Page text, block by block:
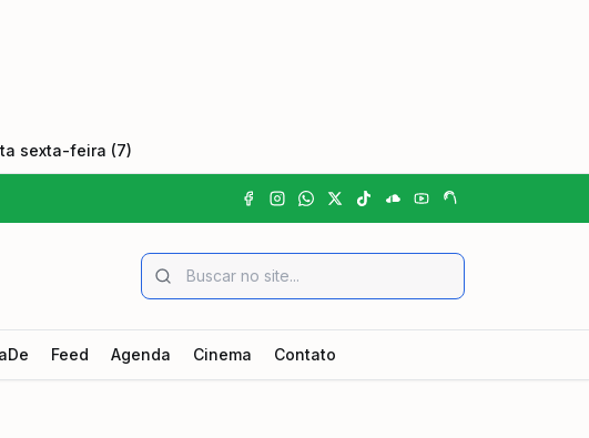
sexta-feira (7)
Feed Agenda Cinema Contato